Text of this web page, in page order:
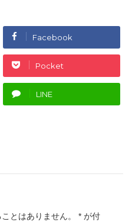
Facebook
Pocket
LINE
とはありません。 * が付